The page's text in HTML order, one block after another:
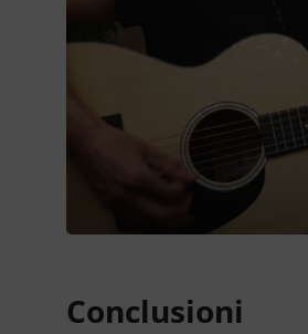
Conclusioni